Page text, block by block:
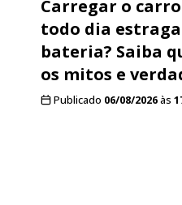
Carregar o
todo dia
bateria? Saiba
os mitos e
Publicado 06/08/2026às